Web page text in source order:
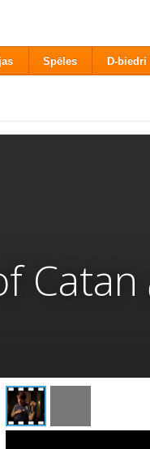
Spēles D-biedri
Catan